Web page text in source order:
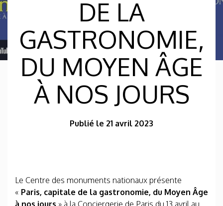
DE LA
GASTRONOMIE,
DU MOYEN ÂGE
À NOS JOURS
Publié le 21 avril 2023
Le Centre des monuments nationaux présente
« Paris, capitale de la gastronomie, du Moyen Âge
à nos jours » à la Conciergerie de Paris du 13 avril au